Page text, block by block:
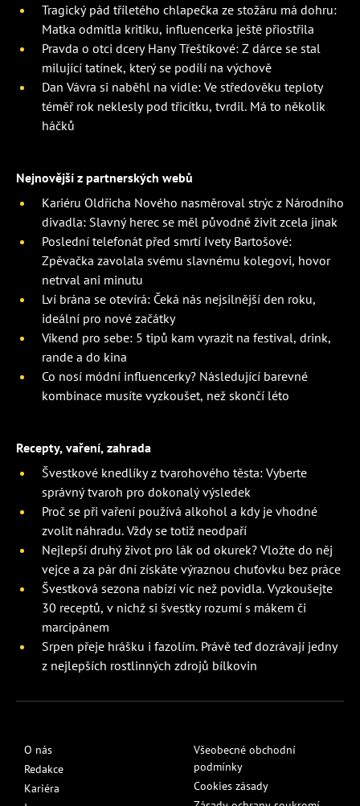
Tragický pád tříletého chlapečka ze stožáru má dohru:
Matka odmítla kritiku, influencerka ještě přiostřila
Pravda o otci dcery Hany Třeštíkové: Z dárce se stal
milující tatínek, který se podílí na výchově
Dan Vávra si naběhl na vidle: Ve středověku teploty
téměř rok neklesly pod třicítku, tvrdil. Má to několik
háčků
Nejnovější z partnerských webů
Kariéru Oldřicha Nového nasměroval strýc z Národního
divadla: Slavný herec se měl původně živit zcela jinak
Poslední telefonát před smrtí Ivety Bartošové:
Zpěvačka zavolala svému slavnému kolegovi, hovor
netrval ani minutu
Lví brána se otevírá: Čeká nás nejsilnější den roku,
ideální pro nové začátky
Víkend pro sebe: 5 tipů kam vyrazit na festival, drink,
rande a do kina
Co nosí módní influencerky? Následující barevné
kombinace musíte vyzkoušet, než skončí léto
Recepty, vaření, zahrada
Švestkové knedlíky z tvarohového těsta: Vyberte
správný tvaroh pro dokonalý výsledek
Proč se při vaření používá alkohol a kdy je vhodné
zvolit náhradu. Vždy se totiž neodpaří
Nejlepší druhý život pro lák od okurek? Vložte do něj
vejce a za pár dní získáte výraznou chuťovku bez práce
Švestková sezona nabízí víc než povidla. Vyzkoušejte
30 receptů, v nichž si švestky rozumí s mákem či
marcipánem
Srpen přeje hrášku i fazolím. Právě teď dozrávají jedny
z nejlepších rostlinných zdrojů bílkovin
O nás
Redakce
Kariéra
Všeobecné obchodní
podmínky
Cookies zásady